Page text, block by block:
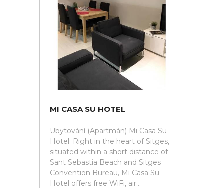
MI CASA SU HOTEL
Ubytování (Apartmán) Mi Casa Su
Hotel. Right in the heart of Sitges,
situated within a short distance of
Sant Sebastia Beach and Sitges
Convention Bureau, Mi Casa Su
Hotel offers free WiFi, air...